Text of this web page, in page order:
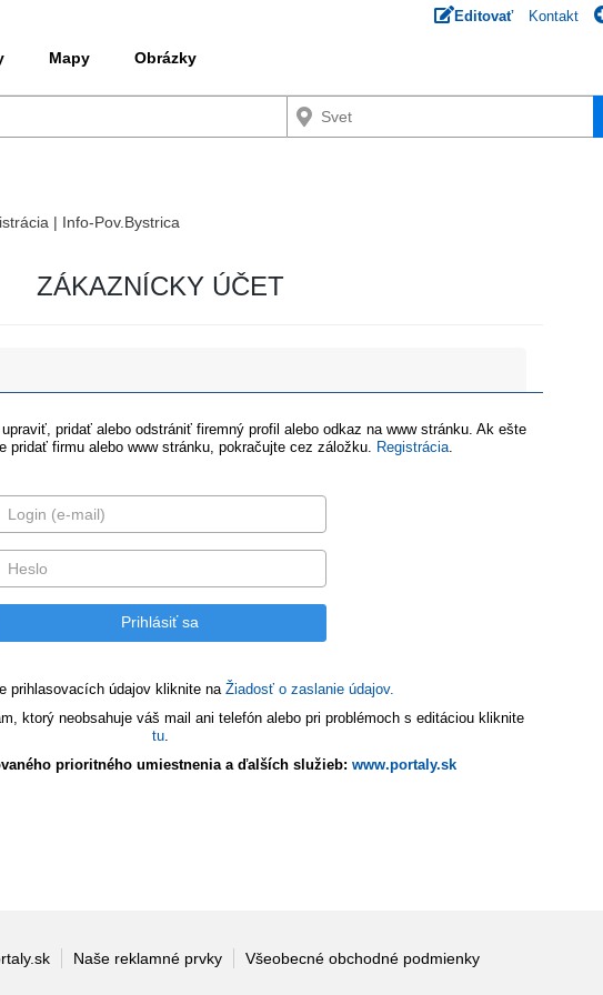
Editovať Kontakt
Mapy Obrázky
| Info-Pov.Bystrica
ZÁKAZNÍCKY ÚČET
pridať alebo odstrániť firemný profil alebo odkaz na www stránku. Ak ešte
pridať firmu alebo www stránku, pokračujte cez záložku.
Registrácia
prihlasovacích údajov kliknite na Žiadosť o zaslanie údajov.
ktorý neobsahuje váš mail ani telefón alebo pri problémoch s editáciou kliknite
tu.
prioritného umiestnenia a ďalších služieb: www.portaly.sk
Naše reklamné prvky Všeobecné obchodné podmienky